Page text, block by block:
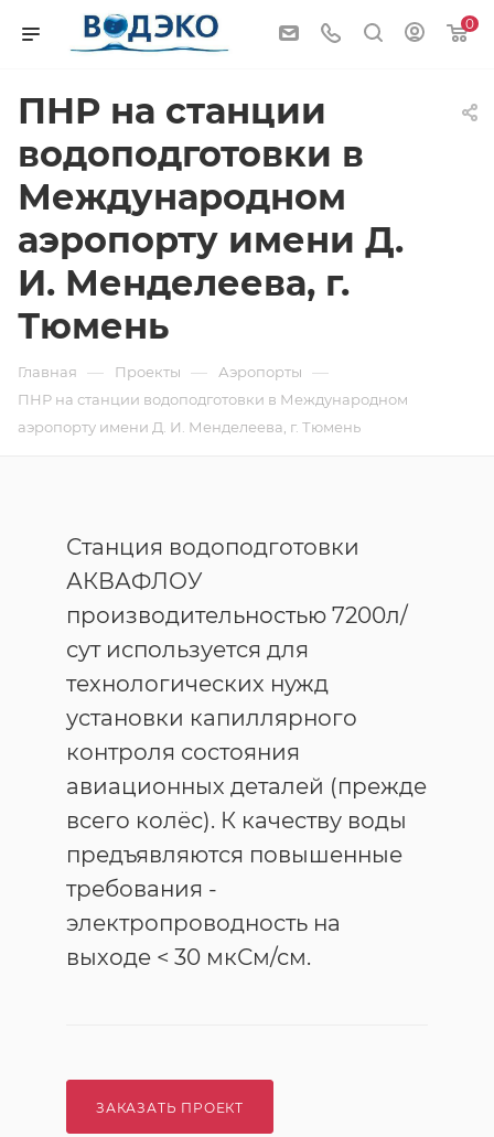
0
ПНР на станции
водоподготовки в
Международном
аэропорту имени Д.
И. Менделеева, г.
Тюмень
Главная — Проекты — Аэропорты —
ПНР на станции водоподготовки в Международном
аэропорту имени Д. И. Менделеева, г. Тюмень
Станция водоподготовки
АКВАФЛОУ
производительностью 7200л/
сут используется для
технологических нужд
установки капиллярного
контроля состояния
авиационных деталей (прежде
всего колёс). К качеству воды
предъявляются повышенные
требования -
электропроводность на
выходе < 30 мкСм/см.
ЗАКАЗАТЬ ПРОЕКТ